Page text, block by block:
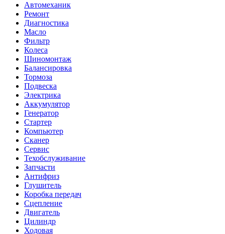
Автомеханик
Ремонт
Диагностика
Масло
Фильтр
Колеса
Шиномонтаж
Балансировка
Тормоза
Подвеска
Электрика
Аккумулятор
Генератор
Стартер
Компьютер
Сканер
Сервис
Техобслуживание
Запчасти
Антифриз
Глушитель
Коробка передач
Сцепление
Двигатель
Цилиндр
Ходовая